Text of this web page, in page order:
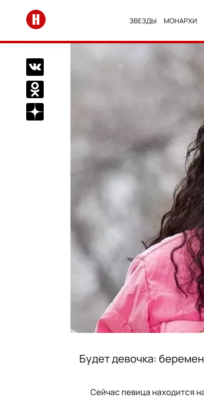
Перейти на главную
ЗВЕЗДЫ МОНАРХИ
Поделиться Вконтакте
Поделиться в Одноклассниках
Подписаться на нас в Дзен
Будет девочка:
Сейчас певица находится